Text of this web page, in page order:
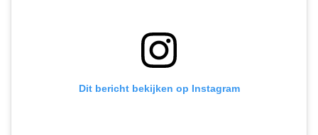
Dit bericht bekijken op Instagram